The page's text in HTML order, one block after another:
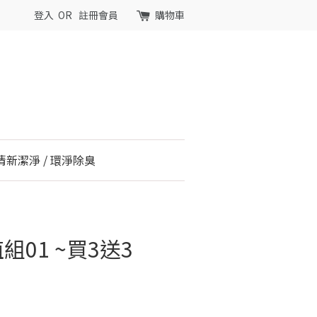
登入 OR 註冊會員 購物車
新潔淨 / 環淨除臭
01 ~買3送3